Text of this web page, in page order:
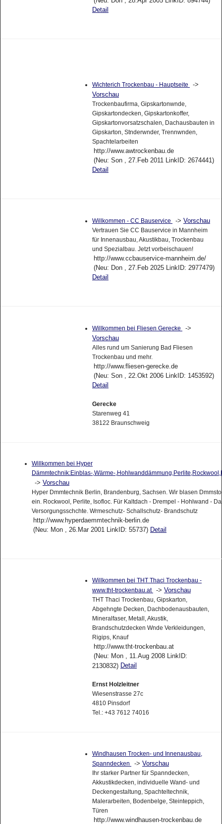
Detail
Wichterich Trockenbau - Hauptseite
->
Vorschau
Trockenbaufirma, Gipskartonwnde,
Gipskartondecken, Gipskartonkoffer,
Gipskartonvorsatzschalen, Dachausbauten in
Gipskarton, Stnderwnder, Trennwnden,
Spachtelarbeiten
http://www.awtrockenbau.de
(Neu: Son , 27.Feb 2011 LinkID: 2674441)
Detail
Willkommen - CC Bauservice -> Vorschau
Vertrauen Sie CC Bauservice in Mannheim
für Innenausbau, Akustikbau, Trockenbau
und Spezialbau. Jetzt vorbeischauen!
http://www.ccbauservice-mannheim.de/
(Neu: Don , 27.Feb 2025 LinkID: 2977479)
Detail
Willkommen bei Fliesen Gerecke
->
Vorschau
Alles rund um Sanierung Bad Fliesen
Trockenbau und mehr.
http://www.fliesen-gerecke.de
(Neu: Son , 22.Okt 2006 LinkID: 1453592)
Detail
Gerecke
Starenweg 41
38122 Braunschweig
Willkommen bei Hyper
Dämmtechnik:Einblas-,Wärme-
-> Vorschau
Hyper Dmmtechnik Berlin, Brandenburg, Sachsen. Wir blasen
ein. Rockwool, Perlite, Isofloc. Für Kaltdach - Drempel - Hohlwand -
Versorgungsschchte. Wrmeschutz- Schallschutz- Brandschutz
http://www.hyperdaemmtechnik-berlin.de
(Neu: Mon , 26.Mar 2001 LinkID: 55737) Detail
Willkommen bei THT Thaci Trockenbau -
www.tht-trockenbau.at -> Vorschau
THT Thaci Trockenbau, Gipskarton,
Abgehngte Decken, Dachbodenausbauten,
Mineralfaser, Metall, Akustik,
Brandschutzdecken Wnde Verkleidungen,
Rigips, Knauf
http://www.tht-trockenbau.at
(Neu: Mon , 11.Aug 2008 LinkID:
2130832) Detail
Ernst Holzleitner
Wiesenstrasse 27c
4810 Pinsdorf
Tel.: +43 7612 74016
Windhausen Trocken- und Innenausbau,
Spanndecken
-> Vorschau
Ihr starker Partner für Spanndecken,
Akkustikdecken, individuelle Wand- und
Deckengestaltung, Spachteltechnik,
Malerarbeiten, Bodenbelge, Steinteppich,
Türen
http://www.windhausen-trockenbau.de